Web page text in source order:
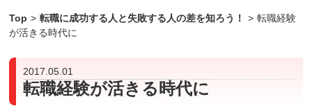
Top > 転職に成功する人と失敗する人の差を知ろう！ > 転職経験
が活きる時代に
2017.05.01
転職経験が活きる時代に